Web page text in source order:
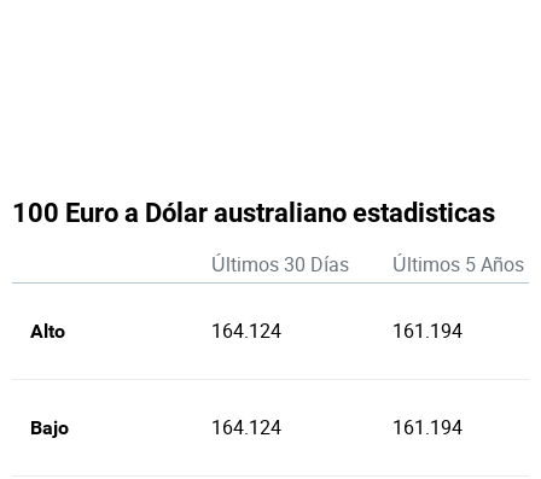
100 Euro a Dólar australiano estadisticas
Últimos 30 Días Últimos 5 Años
Alto 164.124 161.194
Bajo 164.124 161.194